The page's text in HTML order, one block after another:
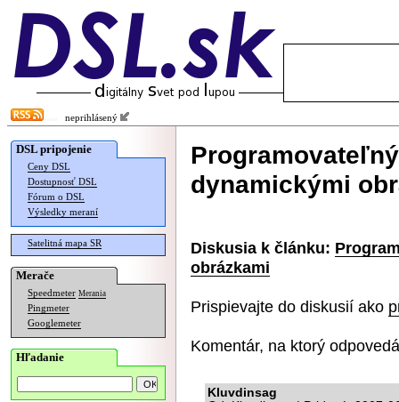
neprihlásený
DSL pripojenie
Ceny DSL
Dostupnosť DSL
Fórum o DSL
Výsledky meraní
Satelitná mapa SR
Merače
Speedmeter Merania
Pingmeter
Googlemeter
Hľadanie
dynamickými
Diskusia k článku:
obrázkami
Prispievajte do diskusií ako
Komentár, na ktorý
Kluvdinsag